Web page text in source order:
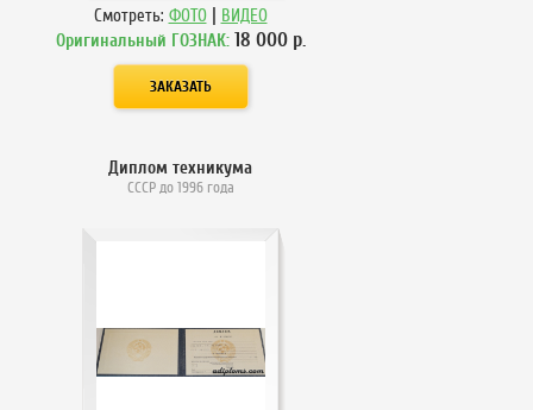
Смотреть: ФОТО | ВИДЕО
Оригинальный ГОЗНАК: 18 000р.
Диплом техникума
СССР до 1996 года